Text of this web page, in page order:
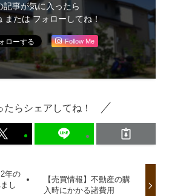
記事が気に入ったら
または フォローしてね！
Follow Me
たらシェアしてね！
年の
し
【売買情報】不動産の購
入時にかかる諸費用